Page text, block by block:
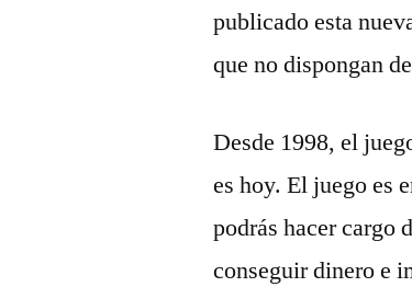
publicado esta
que no dispongan
Desde 1998, el
es hoy. El juego es
podrás hacer cargo
conseguir dinero e